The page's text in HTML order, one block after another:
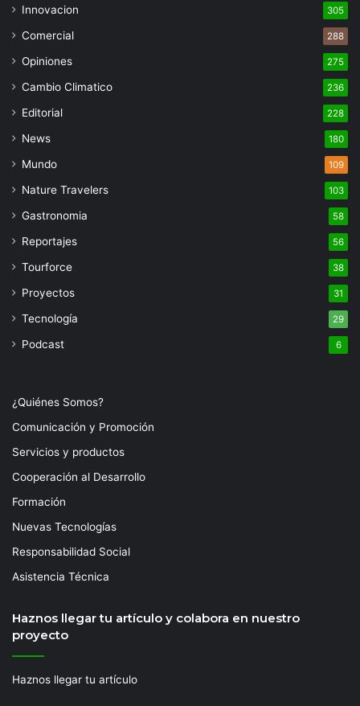
Innovacion 305
Comercial 288
Opiniones 275
Cambio Climatico 236
Editorial 228
News 180
Mundo 109
Nature Travelers 103
Gastronomia 58
Reportajes 56
Tourforce 38
Proyectos 31
Tecnología 29
Podcast 6
¿Quiénes Somos?
Comunicación y Promoción
Servicios y productos
Cooperación al Desarrollo
Formación
Nuevas Tecnologías
Responsabilidad Social
Asistencia Técnica
Haznos llegar tu artículo y colabora en nuestro
proyecto
Haznos llegar tu artículo